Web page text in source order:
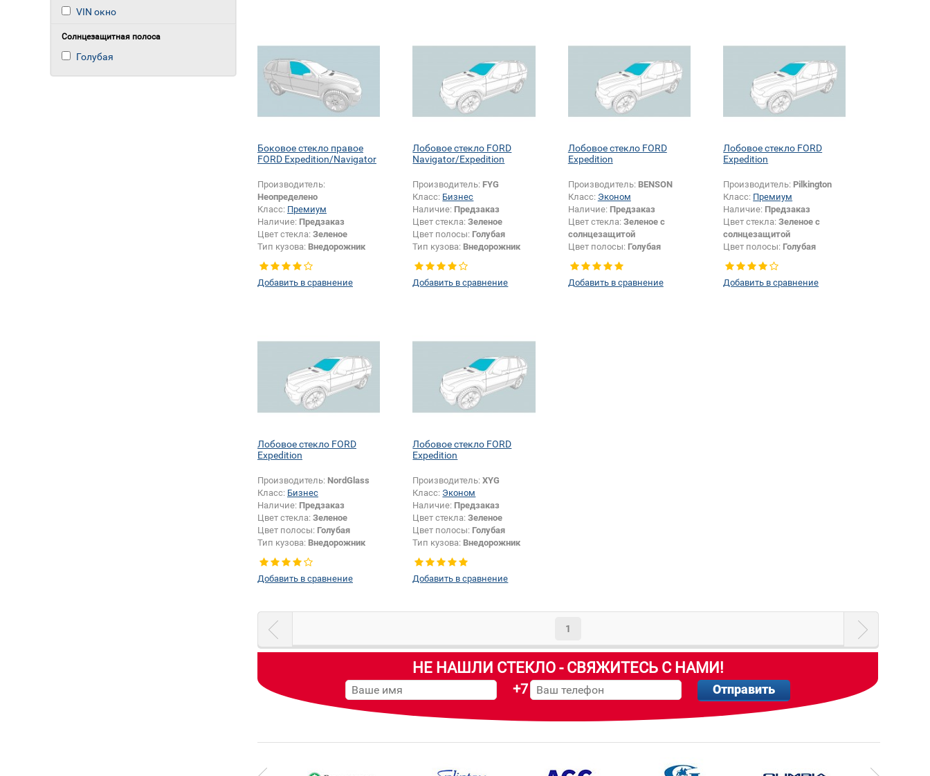
VIN окно
Солнцезащитная полоса
Голубая
Боковое стекло правое
FORD Expedition/Navigator
Производитель:
Неопределено
Класс: Премиум
Наличие: Предзаказ
Цвет стекла: Зеленое
Тип кузова: Внедорожник
Тип стекла: Боковое стекло
правое
Добавить в сравнение
Лобовое стекло FORD
Navigator/Expedition
Производитель: FYG
Класс: Бизнес
Наличие: Предзаказ
Цвет стекла:Зеленое
Цвет полосы: Голубая
Тип кузова: Внедорожник
Добавить в сравнение
Лобовое стекло FORD
Expedition
Производитель: BENSON
Класс: Эконом
Наличие: Предзаказ
Цвет стекла: Зеленое с
солнцезащитой
Цвет полосы: Голубая
Тип кузова: Внедорожник
Добавить в сравнение
Лобовое стекло FORD
Expedition
Производитель: Pilkington
Класс: Премиум
Наличие: Предзаказ
Цвет стекла:Зеленое с
солнцезащитой
Цвет полосы: Голубая
Тип кузова:Внедорожник
Добавить в сравнение
Лобовое стекло FORD
Expedition
Производитель: NordGlass
Класс: Бизнес
Наличие: Предзаказ
Цвет стекла: Зеленое
Цвет полосы: Голубая
Тип кузова: Внедорожник
Добавить в сравнение
Лобовое стекло FORD
Expedition
Производитель:XYG
Класс: Эконом
Наличие: Предзаказ
Цвет стекла:Зеленое
Цвет полосы: Голубая
Тип кузова: Внедорожник
Добавить в сравнение
1
НЕ НАШЛИ СТЕКЛО - СВЯЖИТЕСЬ С НАМИ!
+7 Отправить